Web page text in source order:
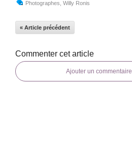
Photographes Willy Ronis
« Article précédent
Commenter cet article
Ajouter un commentaire